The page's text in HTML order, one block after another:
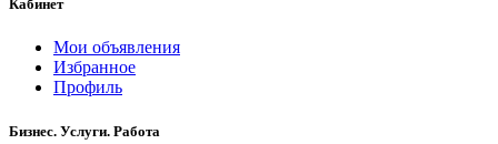
Кабинет
Мои объявления
Избранное
Профиль
Бизнес. Услуги. Работа